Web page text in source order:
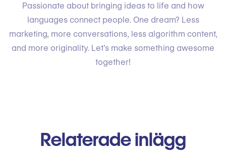
Passionate about bringing ideas to life and how
languages connect people. One dream? Less
marketing, more conversations, less algorithm content,
and more originality. Let’s make something awesome
together!
Relaterade inlägg